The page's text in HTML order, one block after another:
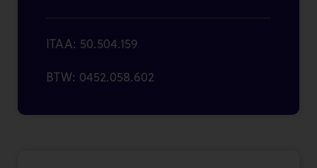
ITAA: 50.504.159
BTW: 0452.058.602